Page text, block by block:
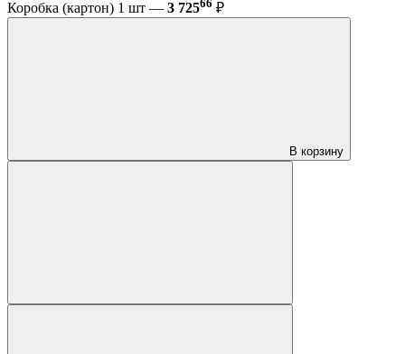
Коробка (картон) 1 шт — 3 72566 ₽
В корзину